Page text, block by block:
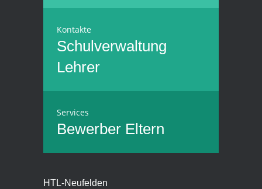
Kontakte
Schulverwaltung
Lehrer
Services
Bewerber Eltern
HTL-Neufelden